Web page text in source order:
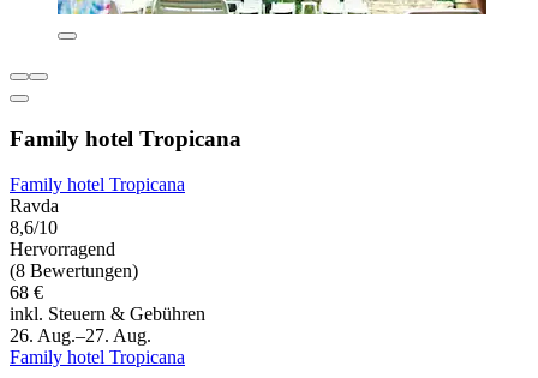
Family hotel Tropicana
Family hotel Tropicana
Ravda
8,6/10
Hervorragend
(8 Bewertungen)
68 €
inkl. Steuern & Gebühren
26. Aug.–27. Aug.
Family hotel Tropicana